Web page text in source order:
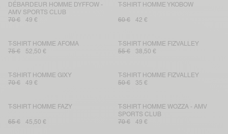
DÉBARDEUR HOMME DYFFOW -
AMV SPORTS CLUB
70 €
49 €
T-SHIRT HOMME YKOBOW
60 € 42 €
T-SHIRT HOMME AFOMA
75 €
52,50 €
T-SHIRT HOMME FIZVALLEY
55 €
38,50 €
T-SHIRT HOMME GIXY
70 €
49 €
T-SHIRT HOMME FIZVALLEY
50 €
35 €
T-SHIRT HOMME FAZY
65 € 45,50 €
T-SHIRT HOMME WOZZA - AMV
SPORTS CLUB
70 €
49 €